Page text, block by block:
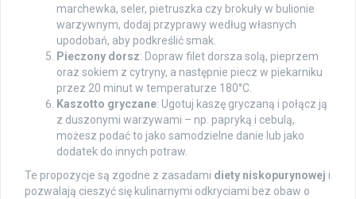
marchewka, seler, pietruszka czy brokuły w bulionie
warzywnym, dodaj przyprawy według własnych
upodobań, aby podkreślić smak.
Pieczony dorsz: Dopraw filet dorsza solą, pieprzem
oraz sokiem z cytryny, a następnie piecz w piekarniku
przez 20 minut w temperaturze 180°C.
Kaszotto gryczane: Ugotuj kaszę gryczaną i połącz ją
z duszonymi warzywami – np. papryką i cebulą,
możesz podać to jako samodzielne danie lub jako
dodatek do innych potraw.
Te propozycje są zgodne z zasadami diety niskopurynowej i
pozwalają cieszyć się kulinarnymi odkryciami bez obaw o